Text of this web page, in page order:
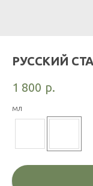
РУССКИЙ
1 800 р.
мл